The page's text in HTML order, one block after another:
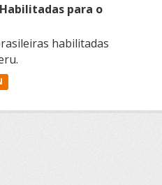
para o
habilitadas